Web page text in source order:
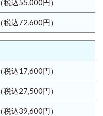
（税込55,000円）
（税込72,600円）
（税込17,600円）
（税込27,500円）
（税込39,600円）